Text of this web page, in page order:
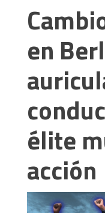
en
élite
acción